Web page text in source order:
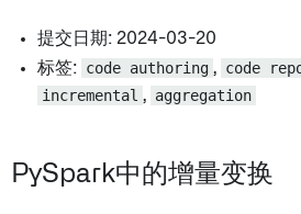
提交日期: 2024-03-20
标签: code authoring , code
incremental , aggregation
PySpark中的增量变换